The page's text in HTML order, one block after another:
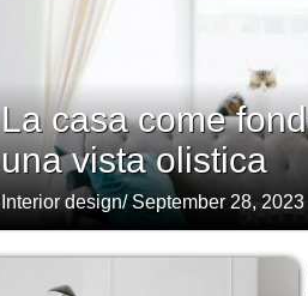
La casa come
una vista olistica
Interior design/September 28, 2023